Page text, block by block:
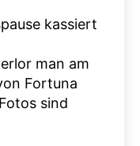
kassiert
man am
Fortuna
sind